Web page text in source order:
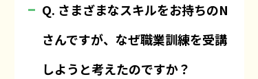
Q. さまざまなスキルをお持ちのN
さんですが、なぜ職業訓練を受講
しようと考えたのですか？